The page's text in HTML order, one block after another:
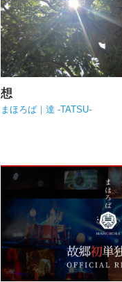
想
まほろば｜達 -TATSU-